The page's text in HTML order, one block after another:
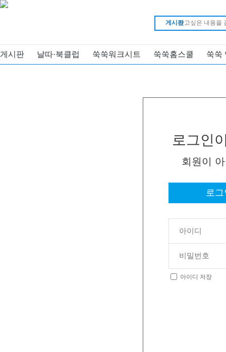
게시판
게시판 날따·북클럽 쑥쑥워크시트 쑥쑥홈스쿨 쑥쑥
로그인
회원이
로
아이디 저장